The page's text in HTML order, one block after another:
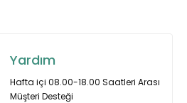
Yardım
Hafta içi 08.00-18.00 Saatleri Arası
Müşteri Desteği